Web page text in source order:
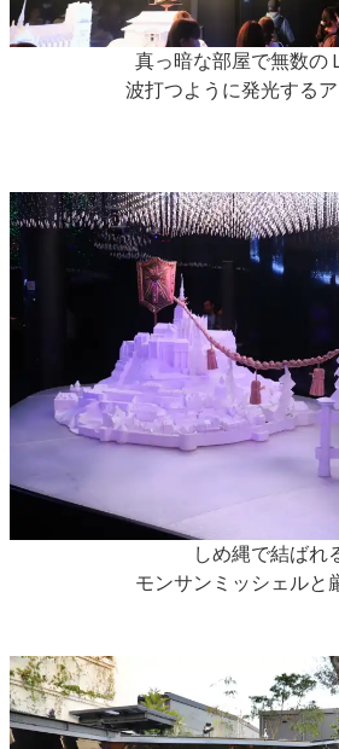
真っ暗な部屋で無数の
波打つように発光する
しめ縄で結ばれ
モンサンミッシェルと